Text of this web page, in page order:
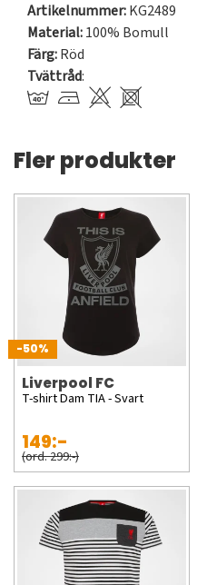
Artikelnummer:KG2489
Material:100% Bomull
Färg:Röd
Tvättråd:
Fler produkter
-50%
Liverpool FC
T-shirt Dam TIA - Svart
149:-
(ord. 299:-)